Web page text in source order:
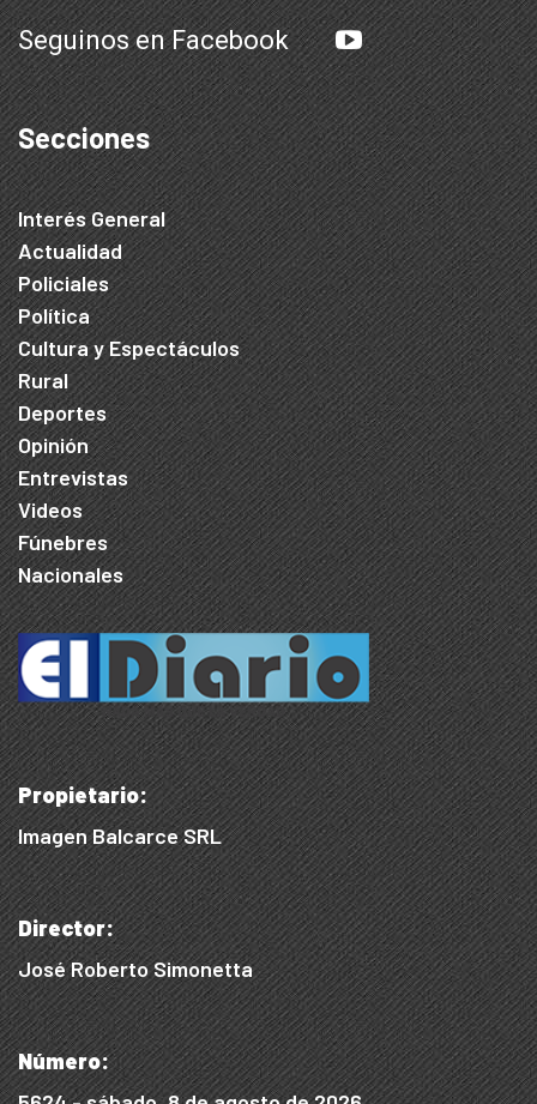
Seguinos en Facebook
Secciones
Interés General
Actualidad
Policiales
Política
Cultura y Espectáculos
Rural
Deportes
Opinión
Entrevistas
Videos
Fúnebres
Nacionales
Propietario:
Imagen Balcarce SRL
Director:
José Roberto Simonetta
Número: